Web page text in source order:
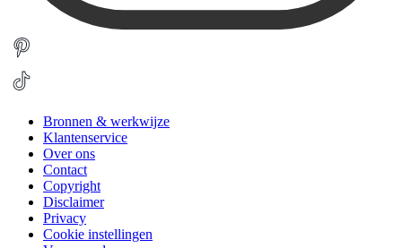
Bronnen & werkwijze
Klantenservice
Over ons
Contact
Copyright
Disclaimer
Privacy
Cookie instellingen